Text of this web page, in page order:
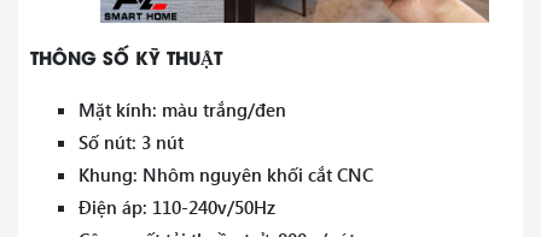
THÔNG SỐ KỸ THUẬT
Mặt kính: màu trắng/đen
Số nút: 3 nút
Khung: Nhôm nguyên khối cắt CNC
Điện áp: 110-240v/50Hz